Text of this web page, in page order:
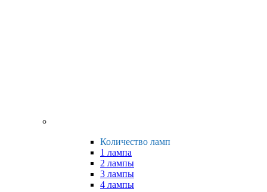
Количество ламп
1 лампа
2 лампы
3 лампы
4 лампы